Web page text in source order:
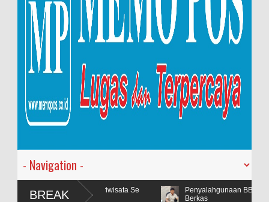
BREAK
Pariwisata Se
Penyalahgunaan BBM Subsidi Tegal Besar